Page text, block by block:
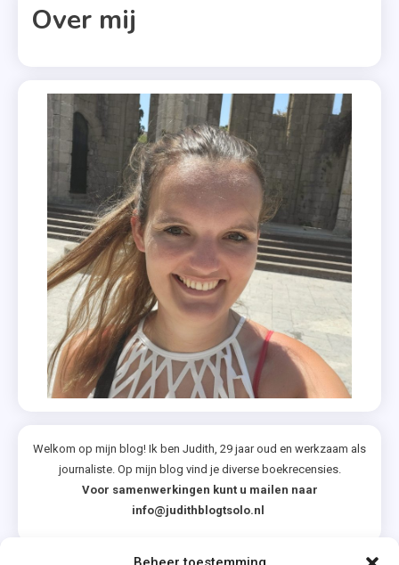
Over mij
Welkom op mijn blog! Ik ben Judith, 29 jaar oud en werkzaam als
journaliste. Op mijn blog vind je diverse boekrecensies.
Voor samenwerkingen kunt u mailen naar
info@judithblogtsolo.nl